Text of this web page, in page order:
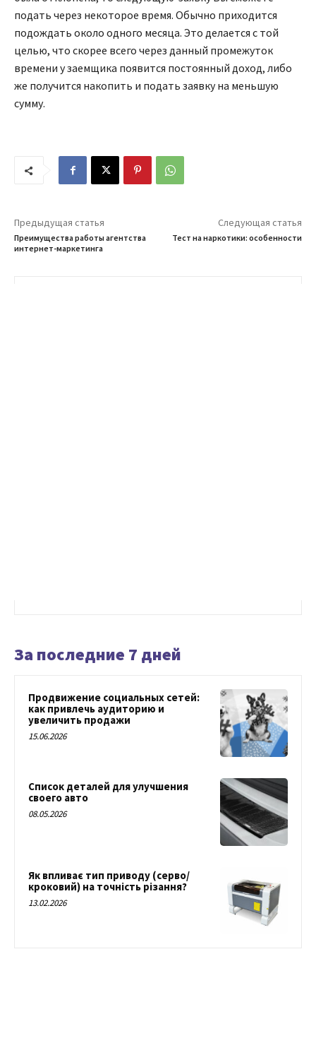
подать через некоторое время. Обычно приходится
подождать около одного месяца. Это делается с той
целью, что скорее всего через данный промежуток
времени у заемщика появится постоянный доход, либо
же получится накопить и подать заявку на меньшую
сумму.
Предыдущая статья
Преимущества работы агентства
интернет-маркетинга
Следующая статья
Тест на наркотики: особенности
За последние 7 дней
Продвижение социальных сетей:
как привлечь аудиторию и
увеличить продажи
15.06.2026
Список деталей для улучшения
своего авто
08.05.2026
Як впливає тип приводу (серво/
кроковий) на точність різання?
13.02.2026